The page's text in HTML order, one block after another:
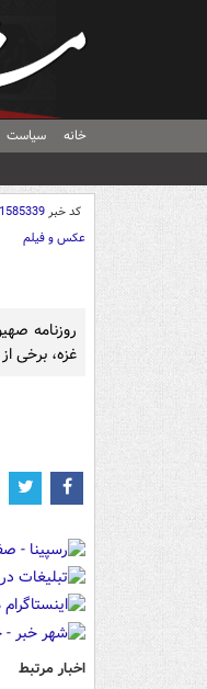
خانه سیاست
کد خبر1585339
عکس و فیلم
روزنامه
غزه، برخی از
اخبار مرتبط